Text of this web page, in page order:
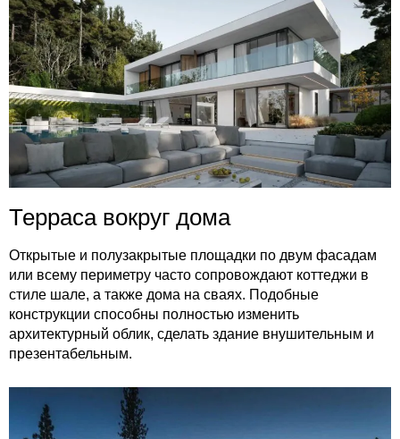
Терраса вокруг дома
Открытые и полузакрытые площадки по двум фасадам
или всему периметру часто сопровождают коттеджи в
стиле шале, а также дома на сваях. Подобные
конструкции способны полностью изменить
архитектурный облик, сделать здание внушительным и
презентабельным.